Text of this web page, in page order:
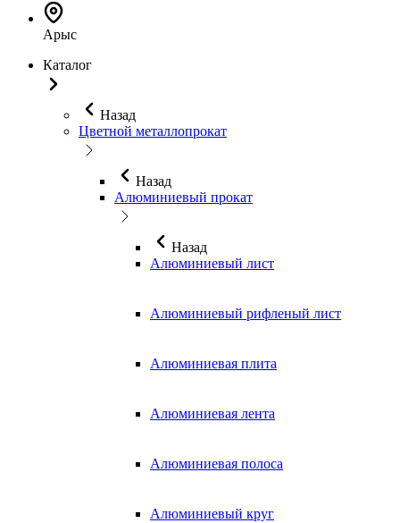
Арыс
Каталог
Назад
Цветной металлопрокат
Назад
Алюминиевый прокат
Назад
Алюминиевый лист
Алюминиевый рифленый лист
Алюминиевая плита
Алюминиевая лента
Алюминиевая полоса
Алюминиевый круг